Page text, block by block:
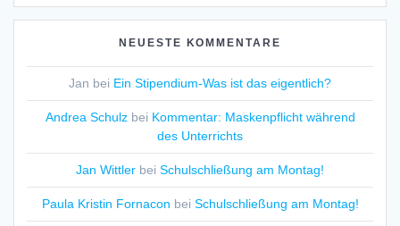
NEUESTE KOMMENTARE
Jan bei Ein Stipendium-Was ist das eigentlich?
Andrea Schulzbei Kommentar: Maskenpflicht während
des Unterrichts
Jan Wittler bei Schulschließung am Montag!
Paula Kristin Fornacon bei Schulschließung am Montag!